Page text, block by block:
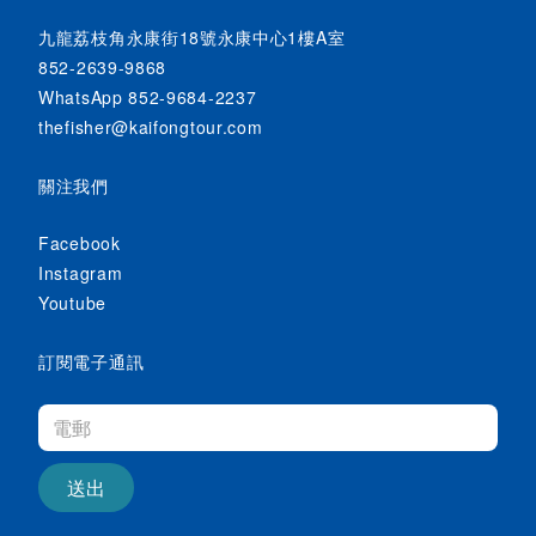
九龍荔枝角永康街18號永康中心1樓A室
852-2639-9868
WhatsApp 852-9684-2237
thefisher@kaifongtour.com
關注我們
Facebook
Instagram
Youtube
訂閱電子通訊
送出